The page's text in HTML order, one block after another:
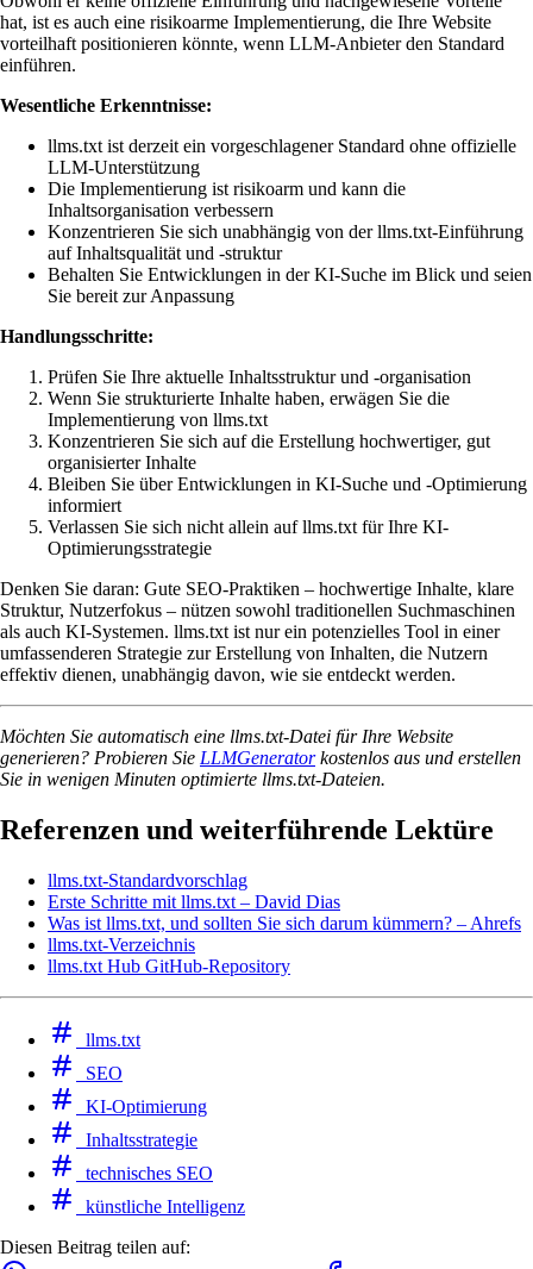
hat, ist es auch eine risikoarme Implementierung, die Ihre Website
vorteilhaft positionieren könnte, wenn LLM-Anbieter den Standard
einführen.
Wesentliche Erkenntnisse:
llms.txt ist derzeit ein vorgeschlagener Standard ohne offizielle
LLM-Unterstützung
Die Implementierung ist risikoarm und kann die
Inhaltsorganisation verbessern
Konzentrieren Sie sich unabhängig von der llms.txt-Einführung
auf Inhaltsqualität und -struktur
Behalten Sie Entwicklungen in der KI-Suche im Blick und seien
Sie bereit zur Anpassung
Handlungsschritte:
Prüfen Sie Ihre aktuelle Inhaltsstruktur und -organisation
Wenn Sie strukturierte Inhalte haben, erwägen Sie die
Implementierung von llms.txt
Konzentrieren Sie sich auf die Erstellung hochwertiger, gut
organisierter Inhalte
Bleiben Sie über Entwicklungen in KI-Suche und -Optimierung
informiert
Verlassen Sie sich nicht allein auf llms.txt für Ihre KI-
Optimierungsstrategie
Denken Sie daran: Gute SEO-Praktiken – hochwertige Inhalte, klare
Struktur, Nutzerfokus – nützen sowohl traditionellen Suchmaschinen
als auch KI-Systemen. llms.txt ist nur ein potenzielles Tool in einer
umfassenderen Strategie zur Erstellung von Inhalten, die Nutzern
effektiv dienen, unabhängig davon, wie sie entdeckt werden.
Möchten Sie automatisch eine llms.txt-Datei für Ihre Website
generieren? Probieren Sie LLMGeneratorkostenlos aus und erstellen
Sie in wenigen Minuten optimierte llms.txt-Dateien.
Referenzen und weiterführende Lektüre
llms.txt-Standardvorschlag
Erste Schritte mit llms.txt – David Dias
Was ist llms.txt, und sollten Sie sich darum kümmern? – Ahrefs
llms.txt-Verzeichnis
llms.txt Hub GitHub-Repository
llms.txt
SEO
KI-Optimierung
Inhaltsstrategie
technisches SEO
künstliche Intelligenz
Diesen Beitrag teilen auf: